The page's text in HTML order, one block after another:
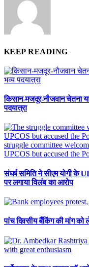
KEEP READING
किसान-मजदूर-नौजवान चेतना
पदयात्रा
संघर्ष समिति ने सीएम योगी के
पर लगाया विलंब का आरोप
पांच दिवसीय बैंकिंग की मांग को